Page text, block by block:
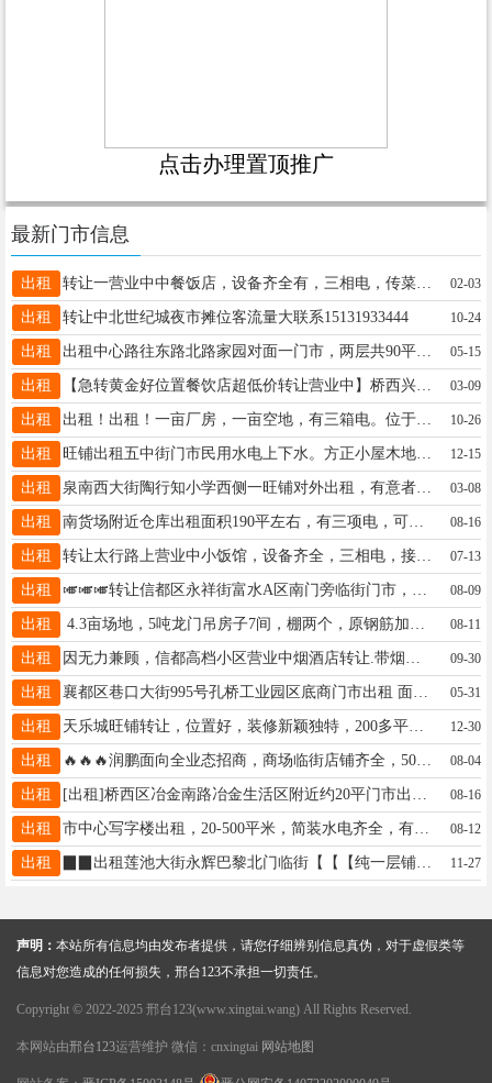
点击办理置顶推广
最新门市信息
出租 转让一营业中中餐饭店，设备齐全有，三相电，传菜电梯，多年老店，客源稳定，接手可盈利，地址五中附近15227723451 02-03
出租 转让中北世纪城夜市摊位客流量大联系15131933444 10-24
出租 出租中心路往东路北路家园对面一门市，两层共90平，居民集中餐饮除外停车方便，适合各种行业，电话15530998885 05-15
出租 【急转黄金好位置餐饮店超低价转让营业中】桥西兴华路110平，韩先生18631920186 03-09
出租 出租！出租！一亩厂房，一亩空地，有三箱电。位于兴达路与泉南大街附近。价格面议！联系电话：15131973367 10-26
出租 旺铺出租五中街门市民用水电上下水。方正小屋木地板钛镁合金门20平可外摆，不限行业干啥都行。信15630990813 12-15
出租 泉南西大街陶行知小学西侧一旺铺对外出租，有意者联系电话15227674567 03-08
出租 08-16
出租 转让太行路上营业中小饭馆，设备齐全，三相电，接手可营业，月租2200元，押一付三，具体祥谈15226876750。 07-13
出租 08-09
出租 08-11
出租 09-30
出租 05-31
出租 天乐城旺铺转让，位置好，装修新颖独特，200多平，有固定客源机会难得，年前最好机会，价格可谈。详询13211073686 12-30
出租 🔥🔥🔥润鹏面向全业态招商，商场临街店铺齐全，50平到三千平，面向所有人，联系电话陈：18730986654. 08-04
出租 08-16
出租 市中心写字楼出租，20-500平米，简装水电齐全，有意者电联17331914083（信） 08-12
出租 ▉▉出租莲池大街永辉巴黎北门临街【【【纯一层铺】】】，130平。客流量大，水电齐全。电话：18103198888▉▉ 11-27
声明： 本站所有信息均由发布者提供，请您仔细辨别信息真伪，对于虚假类等
信息对您造成的任何损失，邢台123不承担一切责任。
Copyright © 2022-2025 邢台123(www.xingtai.wang) All Rights Reserved.
本网站由邢台123运营维护 微信：cnxingtai 网站地图